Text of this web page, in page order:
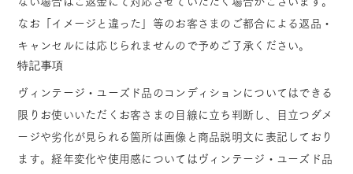
なお「イメージと違った」等のお客さまのご都合による返品・
キャンセルには応じられませんので予めご了承ください。
特記事項
ヴィンテージ・ユーズド品のコンディションについてはできる
限りお使いいただくお客さまの目線に立ち判断し、目立つダメ
ージや劣化が見られる箇所は画像と商品説明文に表記しており
ます。経年変化や使用感についてはヴィンテージ・ユーズド品